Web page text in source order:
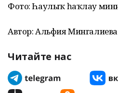
Фото: Һаулыҡ һаҡлау
Автор: Альфия Мингалиева
Читайте нас